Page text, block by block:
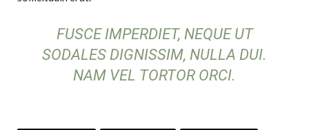
FUSCE IMPERDIET, NEQUE UT
SODALES DIGNISSIM, NULLA DUI.
NAM VEL TORTOR ORCI.